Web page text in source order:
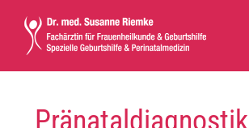
Inhalt
springen
Pränataldiagnostik